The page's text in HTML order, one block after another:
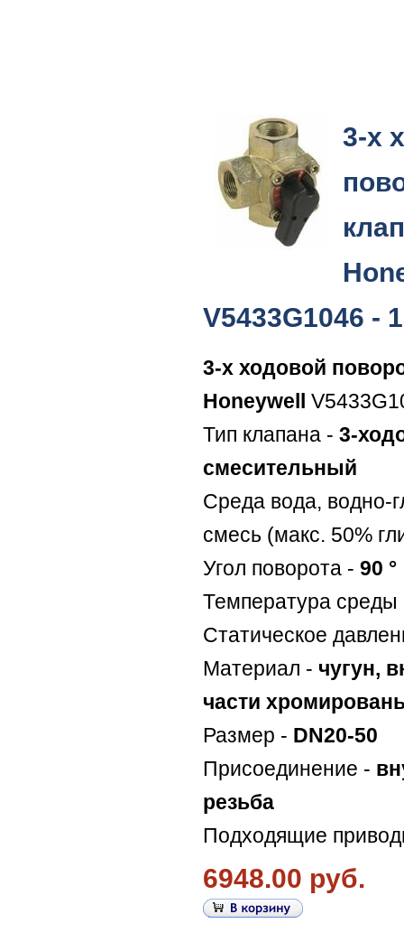
3-х
V5433G1046 -
3-х ходовой
Honeywell
Тип клапана - 3-
смесительный
Среда вода, водно-
смесь (макс. 50%
Угол поворота - 90 °
Температура среды
Статическое
Материал - чугун,
части
Размер - DN20-50
Присоединение -
резьба
Подходящие
6948.00 руб.